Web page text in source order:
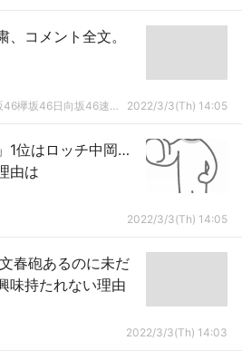
コメント全文。
乃木通☆世界最速！乃木坂46欅坂46日向坂46速報まとめ 2022/3/3(Th) 14:05
1位はロッチ中岡…
由は
2022/3/3(Th) 14:05
春砲あるのに未だ
味持たれない理由
2022/3/3(Th) 14:03